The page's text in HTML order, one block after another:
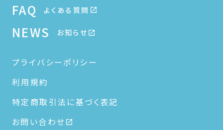
FAQ よくある質問
NEWS お知らせ
プライバシーポリシー
利用規約
特定商取引法に基づく表記
お問い合わせ